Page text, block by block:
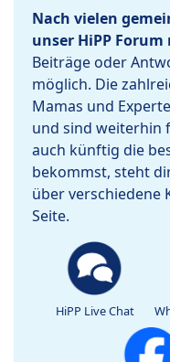
Nach vielen
unser HiPP
Beiträge oder
möglich. Die
Mamas und
und sind weiterhin
auch künftig die
bekommst, steht
über verschiedene
Seite.
HiPP Live Chat